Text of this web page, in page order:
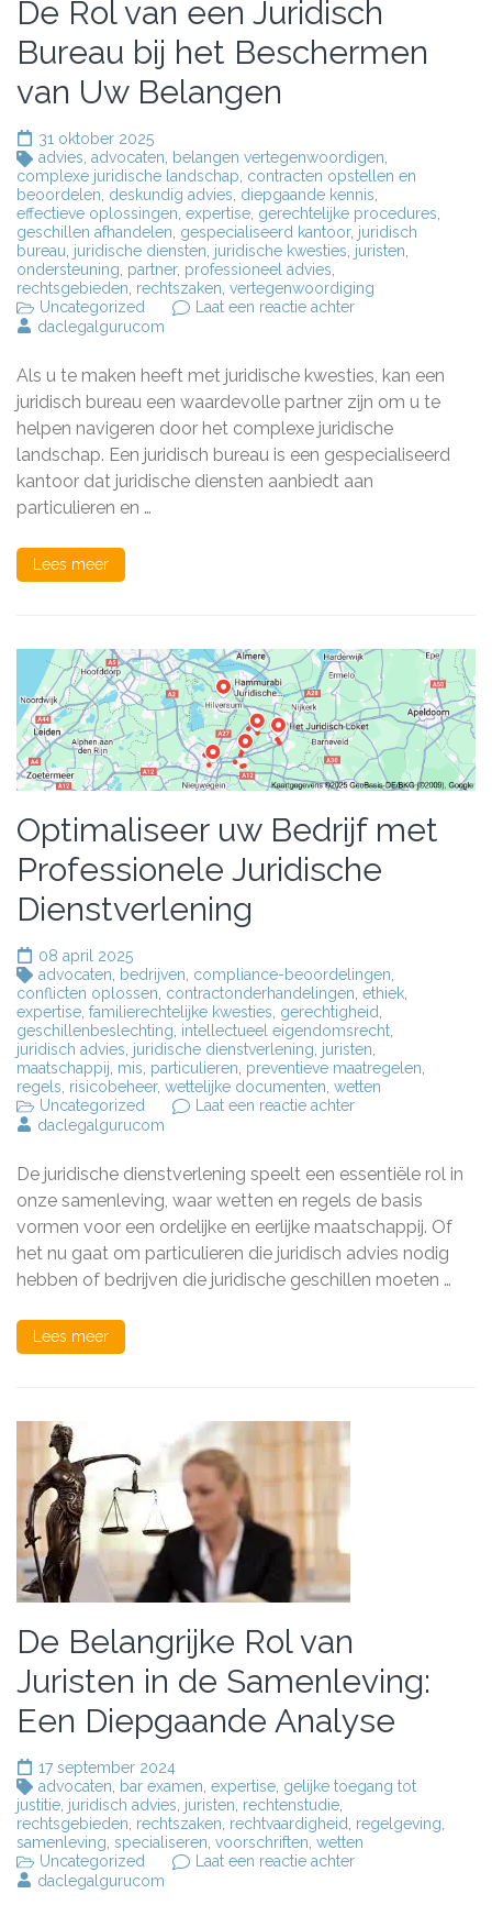
De Rol van een Juridisch
Bureau bij het Beschermen
van Uw Belangen
31 oktober 2025
advies, advocaten, belangen vertegenwoordigen,
complexe juridische landschap, contracten opstellen en
beoordelen, deskundig advies, diepgaande kennis,
effectieve oplossingen, expertise, gerechtelijke procedures,
geschillen afhandelen, gespecialiseerd kantoor, juridisch
bureau, juridische diensten, juridische kwesties, juristen,
ondersteuning, partner, professioneel advies,
rechtsgebieden, rechtszaken, vertegenwoordiging
Uncategorized
Laat een reactie achterop
een
Juridisch
Bureau
bij
het
Beschermen
van
daclegalgurucom
Als u te maken heeft met juridische kwesties, kan een
juridisch bureau een waardevolle partner zijn om u te
helpen navigeren door het complexe juridische
landschap. Een juridisch bureau is een gespecialiseerd
kantoor dat juridische diensten aanbiedt aan
particulieren en …
Lees meer
Optimaliseer uw Bedrijf met
Professionele Juridische
Dienstverlening
08 april 2025
advocaten bedrijven compliance-beoordelingen
conflicten oplossen contractonderhandelingen ethiek
expertise familierechtelijke kwesties gerechtigheid
geschillenbeslechting intellectueel eigendomsrecht
juridisch advies juridische dienstverlening juristen
maatschappij mis particulieren preventieve maatregelen
regels risicobeheer, wettelijke documenten wetten
Uncategorized
Laat een reactie achterop
met
Professionele
Juridische
Dienstverlening
daclegalgurucom
De juridische dienstverlening speelt een essentiële rol in
onze samenleving, waar wetten en regels de basis
vormen voor een ordelijke en eerlijke maatschappij. Of
het nu gaat om particulieren die juridisch advies nodig
hebben of bedrijven die juridische geschillen moeten …
Lees meer
De Belangrijke Rol van
Juristen in de Samenleving:
Een Diepgaande Analyse
17 september 2024
advocaten bar examen expertise gelijke toegang tot
justitie juridisch advies juristen rechtenstudie
rechtsgebieden rechtszaken rechtvaardigheid regelgeving
samenleving specialiseren voorschriften wetten
Uncategorized
Laat een reactie achterop
daclegalgurucom